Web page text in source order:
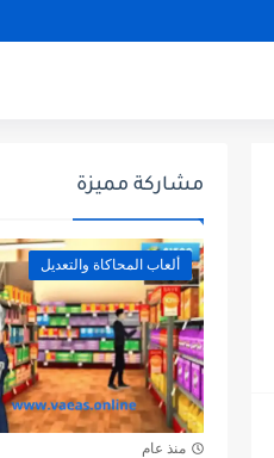
مشاركة مميزة
ألعاب المحاكاة والتعديل
منذ عام